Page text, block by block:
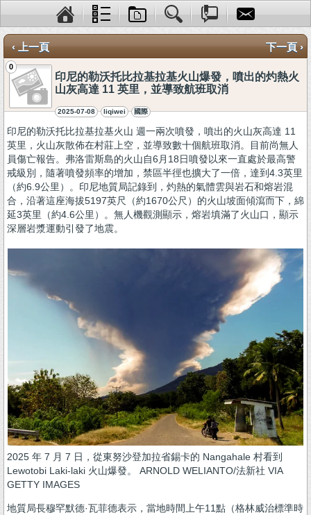
‹ 上一頁 下一頁 ›
0
印尼的勒沃托比拉基拉基火山爆發，噴出的灼熱火
山灰高達 11 英里，並導致航班取消
2025-07-08 liqiwei 國際
印尼的勒沃托比拉基拉基火山 週一兩次噴發，噴出的火山灰高達 11
英里，火山灰散佈在村莊上空，並導致數十個航班取消。目前尚無人
員傷亡報告。弗洛雷斯島的火山自6月18日噴發以來一直處於最高警
戒級別，隨著噴發頻率的增加，禁區半徑也擴大了一倍，達到4.3英里
（約6.9公里）。印尼地質局記錄到，灼熱的氣體雲與岩石和熔岩混
合，沿著這座海拔5197英尺（約1670公尺）的火山坡面傾瀉而下，綿
延3英里（約4.6公里）。無人機觀測顯示，熔岩填滿了火山口，顯示
深層岩漿運動引發了地震。
2025 年 7 月 7 日，從東努沙登加拉省錫卡的 Nangahale 村看到
Lewotobi Laki-laki 火山爆發。 ARNOLD WELIANTO/法新社 VIA
GETTY IMAGES
地質局長穆罕默德·瓦菲德表示，當地時間上午11點（格林威治標準時